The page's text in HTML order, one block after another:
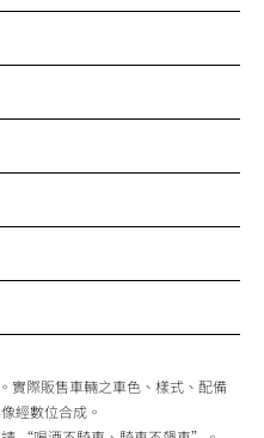
實際販售車輛之車色、樣式、配備
經數位合成。